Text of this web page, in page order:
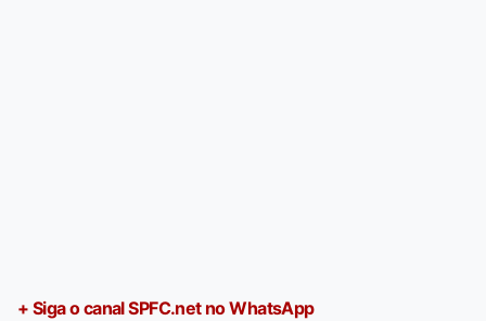
+ Siga o canal SPFC.net no WhatsApp